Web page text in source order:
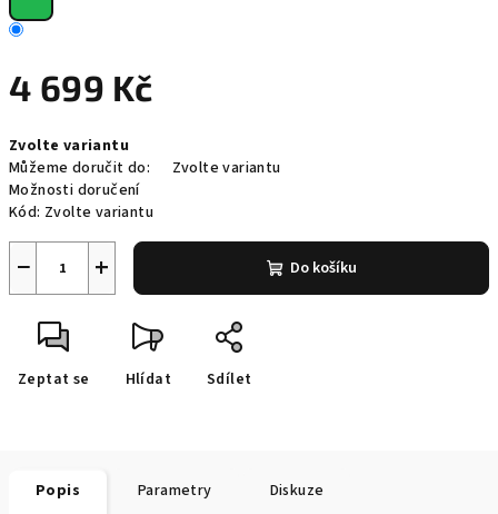
4 699 Kč
cena:
Zvolte variantu
Můžeme doručit do:
Zvolte variantu
Možnosti doručení
Kód: Zvolte variantu
+
− Do košíku
Zeptat se Hlídat Sdílet
Popis Parametry Diskuze